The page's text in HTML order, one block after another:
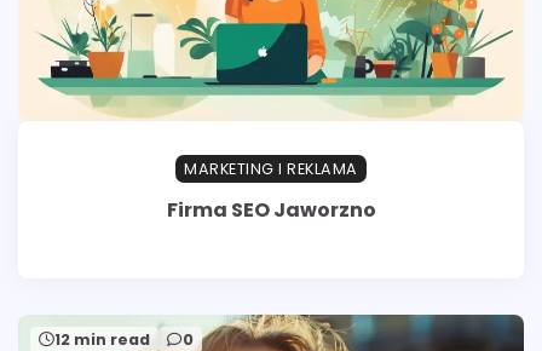
MARKETING I REKLAMA
Firma SEO Jaworzno
12 min read 0